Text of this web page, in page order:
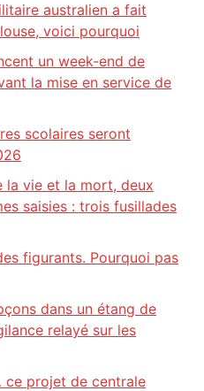
australien a fait
voici pourquoi
un week-end de
la mise en service de
scolaires seront
la vie et la mort, deux
saisies : trois fusillades
figurants. Pourquoi pas
dans un étang de
relayé sur les
ce projet de centrale